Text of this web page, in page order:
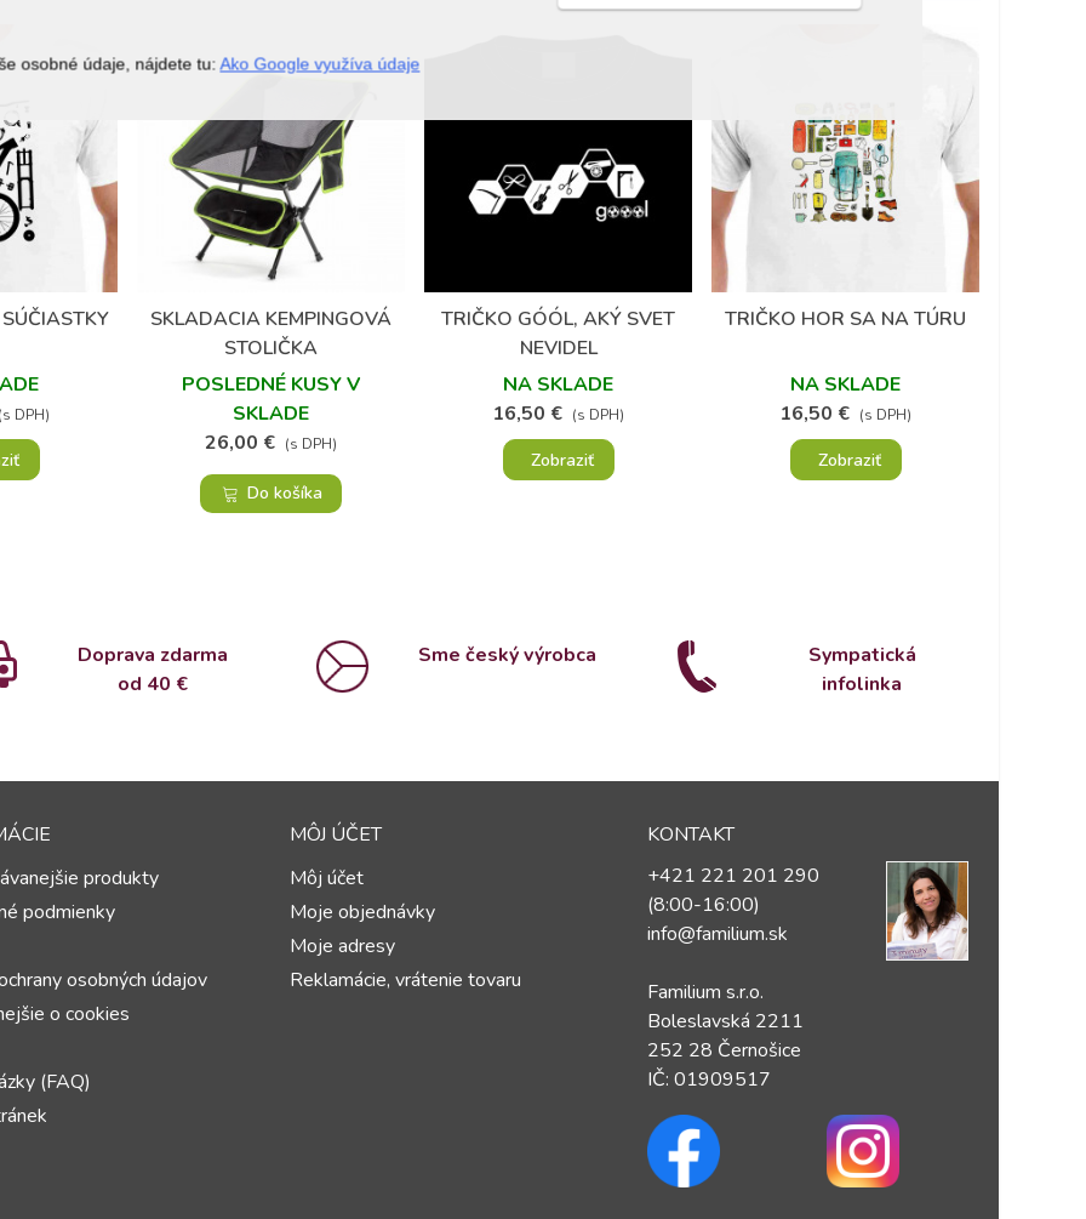
osobné údaje, nájdete tu: Ako Google využíva údaje
DPH)
Obľúbené
SKLADACIA KEMPINGOVÁ
STOLIČKA
POSLEDNÉ KUSY V
SKLADE
26,00 € (s DPH)
Do košíka
Obľúbené
TRIČKO GÓÓL, AKÝ SVET
NEVIDEL
NA SKLADE
16,50 € (s DPH)
Zobraziť
Obľúbené
TRIČKO HOR SA NA TÚRU
NA SKLADE
16,50 € (s DPH)
Zobraziť
Doprava zdarma
od 40 €
Sme český výrobca
Sympatická
infolinka
produkty
podmienky
osobných údajov
o cookies
(FAQ)
MÔJ ÚČET
Môj účet
Moje objednávky
Moje adresy
Reklamácie, vrátenie tovaru
KONTAKT
+421 221 201 290
(8:00-16:00)
info@familium.sk
Familium s.r.o.
Boleslavská 2211
252 28 Černošice
IČ: 01909517